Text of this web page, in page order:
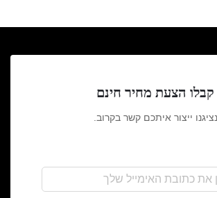
קבלו הצעת מחיר חינם
נציגנו ייצור איתכם קשר בקרוב.